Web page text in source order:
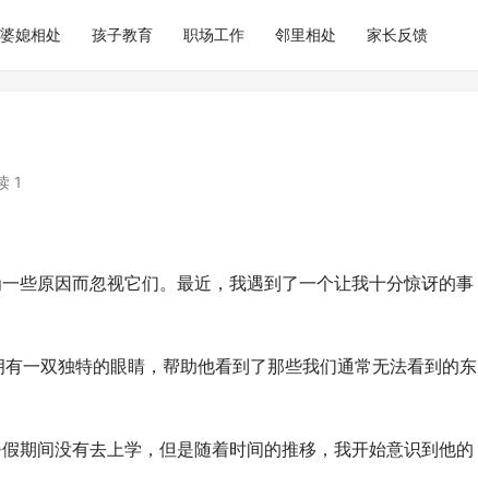
婆媳相处 孩子教育 职场工作 邻里相处 家长反馈
1
些原因而忽视它们。最近，我遇到了一个让我十分惊讶的事
一双独特的眼睛，帮助他看到了那些我们通常无法看到的东
期间没有去上学，但是随着时间的推移，我开始意识到他的